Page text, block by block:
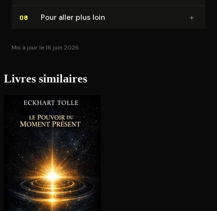
08 Pour aller plus loin +
Mis à jour le 16 juin 2026
Livres similaires